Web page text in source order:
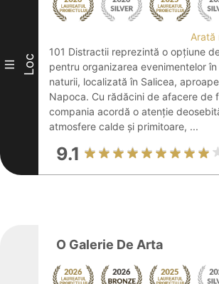
III Loc
Arată
101 Distractii reprezintă o opțiune
pentru organizarea evenimentelor în
naturii, localizată în Salicea,
Napoca. Cu rădăcini de afacere de
compania acordă o atenție
atmosfere calde și primitoare, ...
9.1
O Galerie De Arta